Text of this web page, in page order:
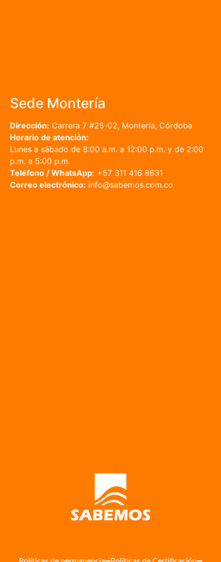
Sede Montería
Dirección: Carrera 7 #25-02, Montería, Córdoba
Horario de atención:
Lunes a sábado de 8:00 a.m. a 12:00 p.m. y de 2:00
p.m. a 5:00 p.m.
Teléfono / WhatsApp: +57 311 416 8631
Correo electrónico: info@sabemos.com.co